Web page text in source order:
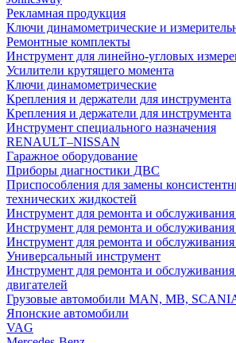
Рекламная продукция
Ключи динамометрические и
Ремонтные комплекты
Инструмент для линейно-угловых
Усилители крутящего момента
Ключи динамометрические
Крепления и держатели для инструмента
Крепления и держатели для инструмента
Инструмент специального назначения
RENAULT–NISSAN
Гаражное оборудование
Приборы диагностики ДВС
Приспособления для замены
технических жидкостей
Инструмент для ремонта и обслуживания
Инструмент для ремонта и обслуживания
Инструмент для ремонта и обслуживания
Универсальный инструмент
Инструмент для ремонта и
двигателей
Грузовые автомобили MAN, MB,
Японские автомобили
VAG